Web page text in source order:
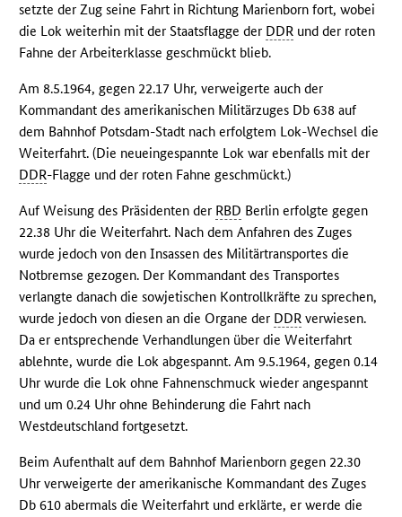
setzte der Zug seine Fahrt in Richtung Marienborn fort, wobei
die Lok weiterhin mit der Staatsflagge der DDR und der roten
Fahne der Arbeiterklasse geschmückt blieb.
Am 8.5.1964, gegen 22.17 Uhr, verweigerte auch der
Kommandant des amerikanischen Militärzuges Db 638 auf
dem Bahnhof Potsdam-Stadt nach erfolgtem Lok-Wechsel die
Weiterfahrt. (Die neueingespannte Lok war ebenfalls mit der
DDR-Flagge und der roten Fahne geschmückt.)
Auf Weisung des Präsidenten der RBD Berlin erfolgte gegen
22.38 Uhr die Weiterfahrt. Nach dem Anfahren des Zuges
wurde jedoch von den Insassen des Militärtransportes die
Notbremse gezogen. Der Kommandant des Transportes
verlangte danach die sowjetischen Kontrollkräfte zu sprechen,
wurde jedoch von diesen an die Organe der DDR verwiesen.
Da er entsprechende Verhandlungen über die Weiterfahrt
ablehnte, wurde die Lok abgespannt. Am 9.5.1964, gegen 0.14
Uhr wurde die Lok ohne Fahnenschmuck wieder angespannt
und um 0.24 Uhr ohne Behinderung die Fahrt nach
Westdeutschland fortgesetzt.
Beim Aufenthalt auf dem Bahnhof Marienborn gegen 22.30
Uhr verweigerte der amerikanische Kommandant des Zuges
Db 610 abermals die Weiterfahrt und erklärte, er werde die